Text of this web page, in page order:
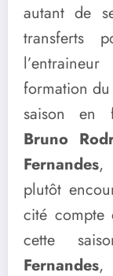
autant de
transferts
formation
saison en
Bruno
Fernandes,
plutôt
cité compte
cette
Fernandes,